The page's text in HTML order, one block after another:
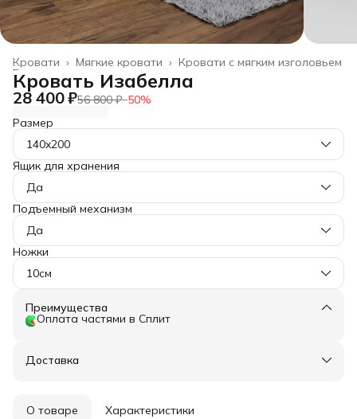
Кровати с мягким изголовьем
Мягкие кровати ›
Кровати ›
Главная
Кровать Изабелла
28 400 ₽56 800 ₽−50%
Размер
140x200
Ящик для хранения
Да
Подъемный механизм
Да
Ножки
10см
Преимущества
Оплата частями в Сплит
Доставка
О товаре Характеристики